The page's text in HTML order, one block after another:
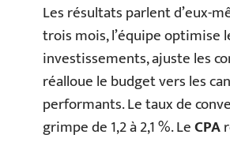
Les résultats parlent d’eux-
trois mois, l’équipe optimise
investissements, ajuste les
réalloue le budget vers les
performants. Le taux de
grimpe de 1,2 à 2,1 %. LeCPA